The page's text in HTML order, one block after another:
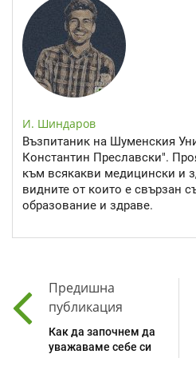
И. Шиндаров
Възпитаник на Шуменския
Константин Преславски".
към всякакви медицински и
видните от които е свързан
образование и здраве.
Предишна
публикация
Как да започнем да
уважаваме себе си